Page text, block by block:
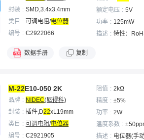
封装
SMD,3.4x3.4mm
类目
可调电阻/电位器
编号
C2922066
额定电压
5V
功率
125mW
描述
特性：
数据手册 复制
M-22E10-050 2K
品牌 NIDEC(尼得科)
封装
插件,D22xL19mm
类目
可调电阻/电位器
编号
C2921905
阻值
2kΩ
精度
±5%
功率
2W
温度系数
描述
电位器(手